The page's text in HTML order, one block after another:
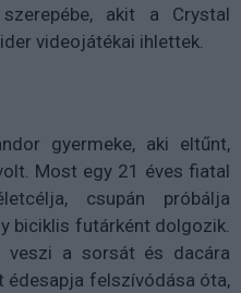
akit a Crystal
videojátékai ihlettek.
gyermeke, aki eltűnt,
Most egy 21 éves fiatal
csupán próbálja
biciklis futárként dolgozik.
veszi a sorsát és dacára
édesapja felszívódása óta,